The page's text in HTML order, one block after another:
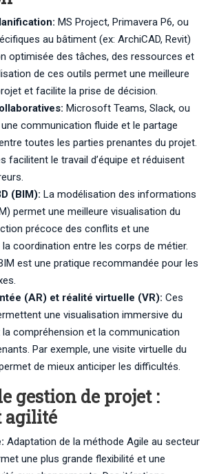
MS Project, Primavera P6, ou
au bâtiment (ex: ArchiCAD, Revit)
optimisée des tâches, des ressources et
de ces outils permet une meilleure
et facilite la prise de décision.
Microsoft Teams, Slack, ou
communication fluide et le partage
toutes les parties prenantes du projet.
facilitent le travail d’équipe et réduisent
(BIM): La modélisation des informations
permet une meilleure visualisation du
précoce des conflits et une
coordination entre les corps de métier.
est une pratique recommandée pour les
(AR) et réalité virtuelle (VR): Ces
une visualisation immersive du
compréhension et la communication
Par exemple, une visite virtuelle du
de mieux anticiper les difficultés.
gestion de projet :
agilité
Adaptation de la méthode Agile au secteur
une plus grande flexibilité et une